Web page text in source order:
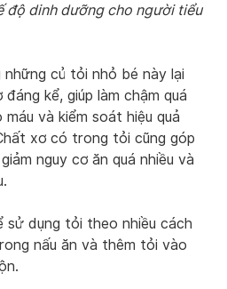
độ dinh dưỡng cho người tiểu
củ tỏi nhỏ bé này lại
kể, giúp làm chậm quá
và kiểm soát hiệu quả
xơ có trong tỏi cũng góp
nguy cơ ăn quá nhiều và
sử dụng tỏi theo nhiều cách
nấu ăn và thêm tỏi vào